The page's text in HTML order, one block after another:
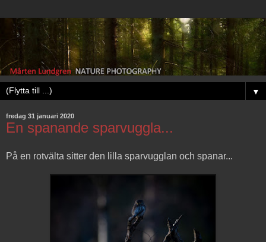
▼
fredag 31 januari 2020
En spanande sparvuggla...
På en rotvälta sitter den lilla sparvugglan och spanar...